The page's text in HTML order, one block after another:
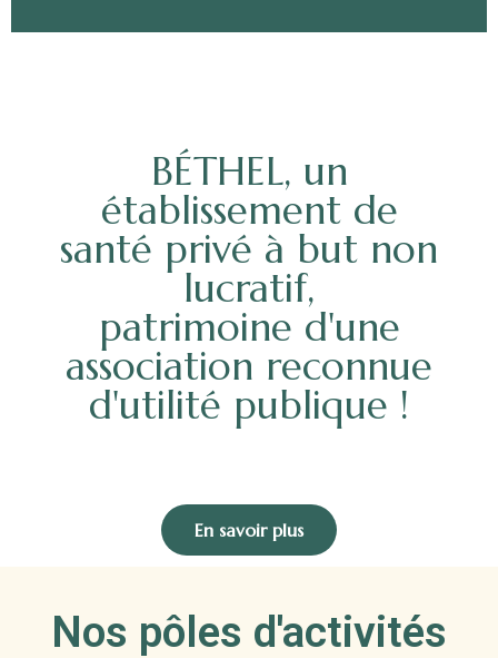
BÉTHEL, un
établissement de
santé privé à but non
lucratif,
patrimoine d'une
association reconnue
d'utilité publique !
En savoir plus
Nos pôles d'activités